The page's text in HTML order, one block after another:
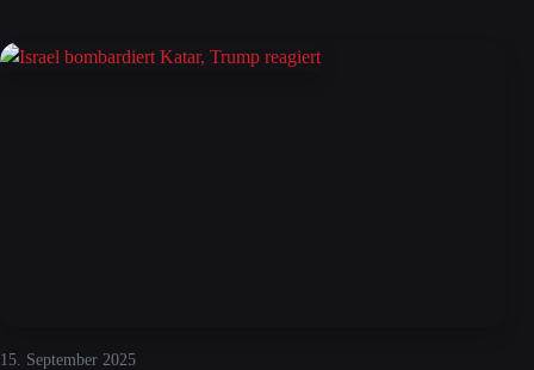
15. September 2025